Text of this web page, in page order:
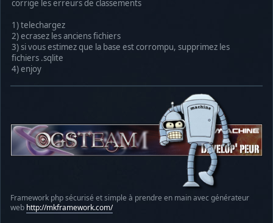
corrige les erreurs de classements
1) telechargez
2) ecrasez les anciens fichiers
3) si vous estimez que la base est corrompu, supprimez les
fichiers .sqlite
4) enjoy
Framework php sécurisé et simple à prendre en main avec générateur
web http://mkframework.com/